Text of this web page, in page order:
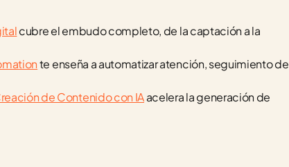
cubre el embudo completo, de la captación a la
te enseña a automatizar atención, seguimiento de
de Contenido con IA acelera la generación de